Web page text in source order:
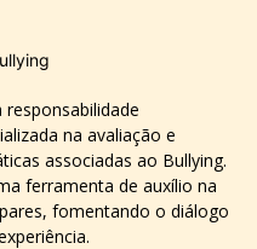
na avaliação e
associadas ao Bullying.
ferramenta de auxílio na
fomentando o diálogo